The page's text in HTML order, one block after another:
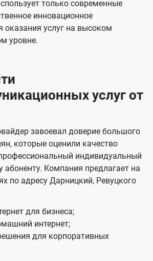
только современные
инновационное
оказания услуг на высоком
уровне.
услуг от
завоевал доверие большого
которые оценили качество
индивидуальный
Компания предлагает на
по адресу Дарницкий, Ревуцкого
для бизнеса;
интернет;
для корпоративных